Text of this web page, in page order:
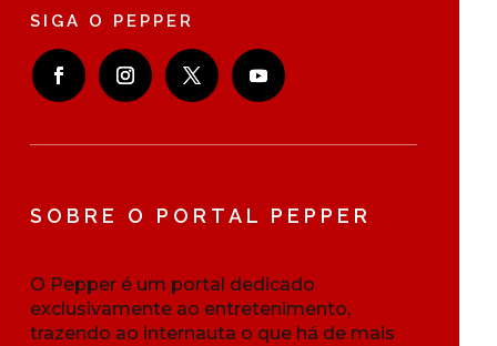
SIGA O PEPPER
SOBRE O PORTAL PEPPER
O Pepper é um portal dedicado
exclusivamente ao entretenimento,
trazendo ao internauta o que há de mais